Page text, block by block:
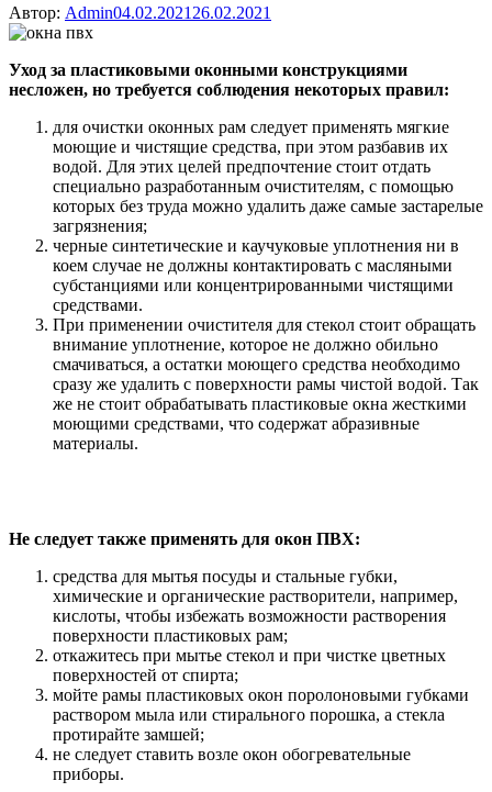
Автор: AdminОпубликовано
04.02.2021 26.02.2021
Уход за пластиковыми оконными конструкциями
несложен, но требуется соблюдения некоторых правил:
для очистки оконных рам следует применять мягкие
моющие и чистящие средства, при этом разбавив их
водой. Для этих целей предпочтение стоит отдать
специально разработанным очистителям, с помощью
которых без труда можно удалить даже самые застарелые
загрязнения;
черные синтетические и каучуковые уплотнения ни в
коем случае не должны контактировать с масляными
субстанциями или концентрированными чистящими
средствами.
При применении очистителя для стекол стоит обращать
внимание уплотнение, которое не должно обильно
смачиваться, а остатки моющего средства необходимо
сразу же удалить с поверхности рамы чистой водой. Так
же не стоит обрабатывать пластиковые окна жесткими
моющими средствами, что содержат абразивные
материалы.
Не следует также применять для окон ПВХ:
средства для мытья посуды и стальные губки,
химические и органические растворители, например,
кислоты, чтобы избежать возможности растворения
поверхности пластиковых рам;
откажитесь при мытье стекол и при чистке цветных
поверхностей от спирта;
мойте рамы пластиковых окон поролоновыми губками
раствором мыла или стирального порошка, а стекла
протирайте замшей;
не следует ставить возле окон обогревательные
приборы.